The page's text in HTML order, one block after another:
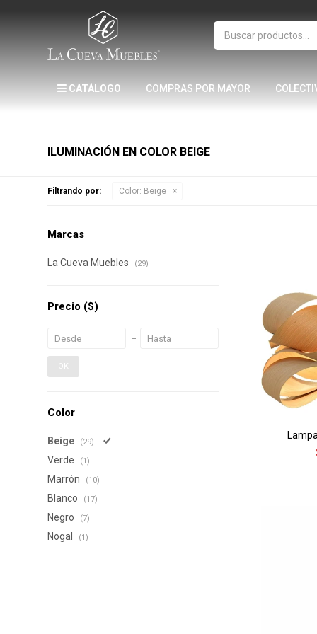
CATÁLOGO COMPRAS POR MAYOR
ILUMINACIÓN EN COLOR BEIGE
Filtrando por: Color: Beige
Marcas
La Cueva Muebles (29)
Precio ($)
OK
Color
Beige (29)
Verde (1)
Marrón (10)
Blanco (17)
Negro (7)
Nogal (1)